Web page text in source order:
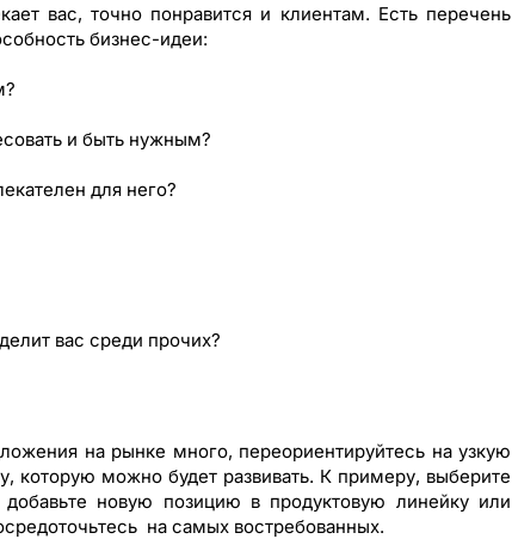
вас, точно понравится и клиентам. Есть перечень
бизнес-идеи:
и быть нужным?
для него?
вас среди прочих?
на рынке много, переориентируйтесь на узкую
которую можно будет развивать. К примеру, выберите
новую позицию в продуктовую линейку или
на самых востребованных.